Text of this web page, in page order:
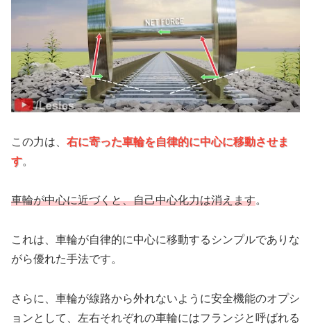
この力は、 右に寄った車輪を自律的に中心に移動させま
す。
車輪が中心に近づくと、自己中心化力は消えます。
これは、車輪が自律的に中心に移動するシンプルでありな
がら優れた手法です。
さらに、車輪が線路から外れないように安全機能のオプシ
ョンとして、左右それぞれの車輪にはフランジと呼ばれる